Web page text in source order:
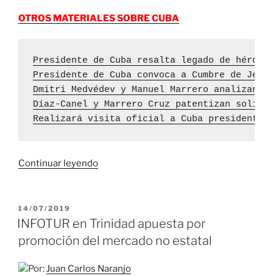
OTROS MATERIALES SOBRE CUBA
Presidente de Cuba resalta legado de héroes
Presidente de Cuba convoca a Cumbre de
Dmitri Medvédev y Manuel Marrero analizan
Díaz-Canel y Marrero Cruz patentizan
Realizará visita oficial a Cuba presidente
Continuar leyendo«Presidente
de
Rusia
Cuba
PUBLICADO
EL
14/07/2019
INFOTUR en Trinidad apuesta por
promoción del mercado no estatal
Por:Juan Carlos Naranjo